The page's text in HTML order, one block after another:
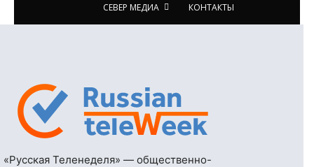
СЕВЕР МЕДИА КОНТАКТЫ
«Русская Теленеделя» — общественно-